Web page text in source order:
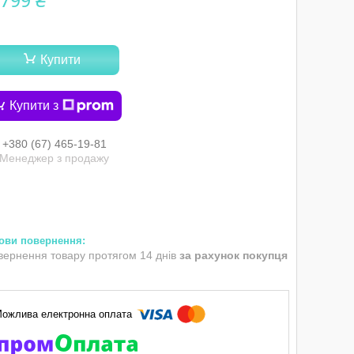
Купити
Купити з
+380 (67) 465-19-81
Менеджер з продажу
товару протягом 14 днів за рахунок покупця